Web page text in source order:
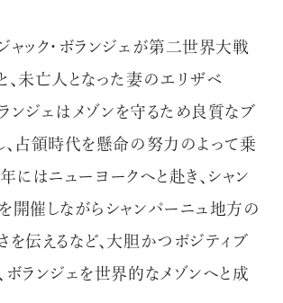
ャック・ボランジェが第二世界大戦
、未亡人となった妻のエリザベ
ランジェはメゾンを守るため良質なブ
、占領時代を懸命の努力のよって乗
年にはニューヨークへと赴き、シャン
開催しながらシャンパーニュ地方の
を伝えるなど、大胆かつポジティブ
ボランジェを世界的なメゾンへと成